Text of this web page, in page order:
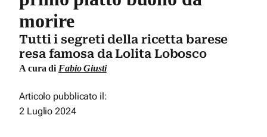
morire
Tutti i segreti della ricetta barese
resa famosa da Lolita Lobosco
A cura di Fabio Giusti
Articolo pubblicato il:
2 Luglio 2024